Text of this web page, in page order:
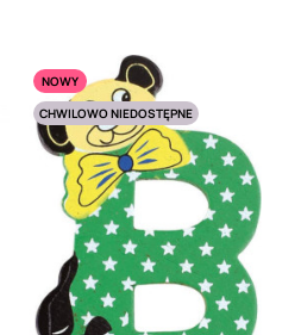
NOWY
CHWILOWO NIEDOSTĘPNE